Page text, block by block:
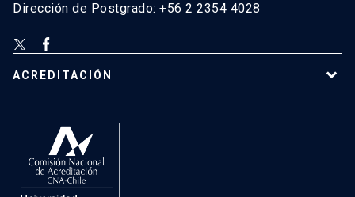
Dirección de Postgrado: +56 2 2354 4028
ACREDITACIÓN